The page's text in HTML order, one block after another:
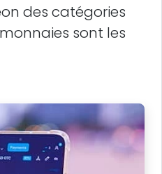
des catégories
sont les